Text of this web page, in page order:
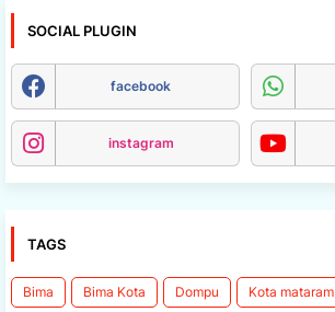
SOCIAL PLUGIN
facebook
instagram
TAGS
Bima Bima Kota Dompu Kota mataram